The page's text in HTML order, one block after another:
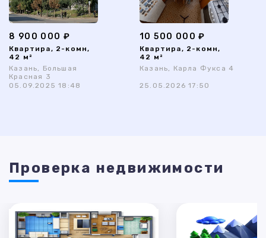
8 900 000 ₽
Квартира, 2-комн,
42 м²
Казань, Большая
Красная 3
05.09.2025 18:48
10 500 000 ₽
Квартира, 2-комн,
42 м²
Казань, Карла Фукса 4
25.05.2026 17:50
Проверка недвижимости